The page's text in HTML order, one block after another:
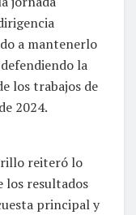
a mantenerlo
la
los trabajos de
2024.
reiteró lo
los resultados
principal y